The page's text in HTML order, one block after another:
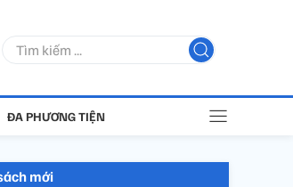
ĐA PHƯƠNG TIỆN
mới